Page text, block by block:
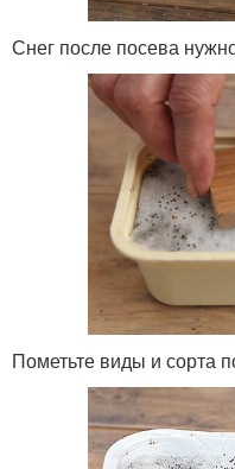
Снег после посева
Пометьте виды и сорта